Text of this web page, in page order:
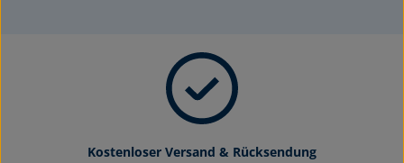
Kostenloser Versand & Rücksendung